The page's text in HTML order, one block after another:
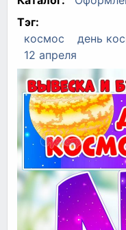
Тэг:
космос
день
12 апреля